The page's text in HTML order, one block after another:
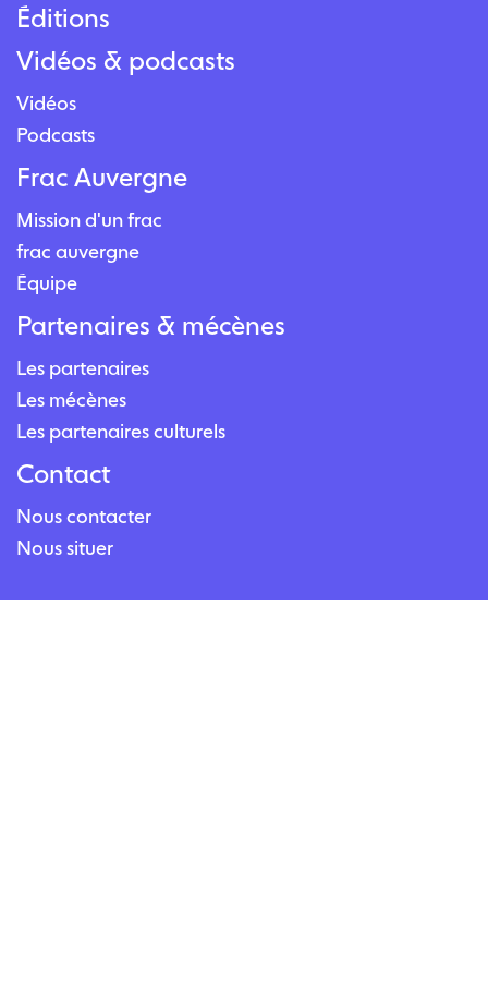
Éditions
Vidéos & podcasts
Vidéos
Podcasts
Frac Auvergne
Mission d'un frac
frac auvergne
Équipe
Partenaires & mécènes
Les partenaires
Les mécènes
Les partenaires culturels
Contact
Nous contacter
Nous situer